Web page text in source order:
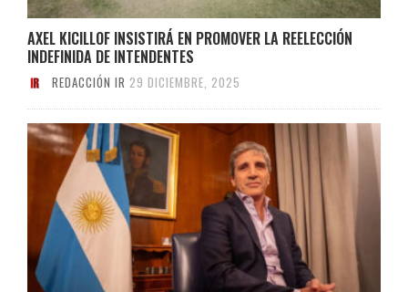
AXEL KICILLOF INSISTIRÁ EN PROMOVER LA REELECCIÓN
INDEFINIDA DE INTENDENTES
REDACCIÓN IR 29 DICIEMBRE, 2025